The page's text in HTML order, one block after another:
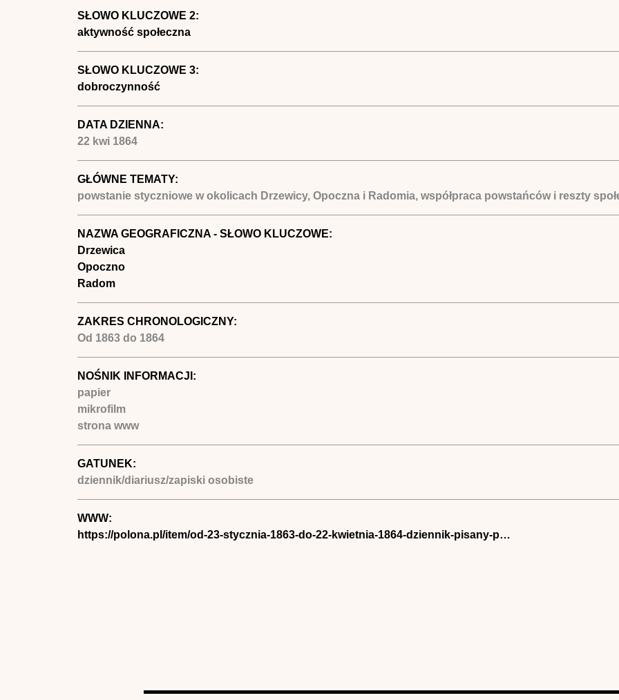
SŁOWO KLUCZOWE 2:
aktywność społeczna
SŁOWO KLUCZOWE 3:
dobroczynność
DATA DZIENNA:
22 kwi 1864
GŁÓWNE TEMATY:
powstanie styczniowe w okolicach Drzewicy, Opoczna i Radomia, współpraca powstańców i reszty
NAZWA GEOGRAFICZNA - SŁOWO KLUCZOWE:
Drzewica
Opoczno
Radom
ZAKRES CHRONOLOGICZNY:
Od 1863do 1864
NOŚNIK INFORMACJI:
papier
mikrofilm
strona www
GATUNEK:
dziennik/diariusz/zapiski osobiste
WWW:
https://polona.pl/item/od-23-stycznia-1863-do-22-kwietnia-1864-dziennik-pisany-p…